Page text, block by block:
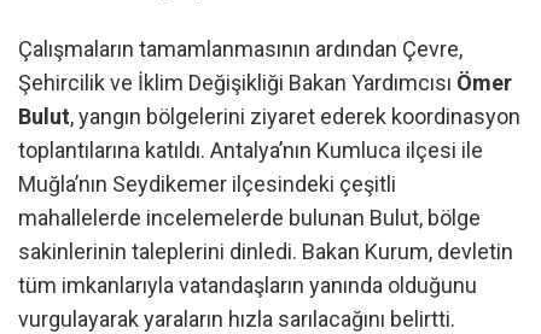
Çalışmaların tamamlanmasının ardından Çevre,
Şehircilik ve İklim Değişikliği Bakan Yardımcısı Ömer
Bulut, yangın bölgelerini ziyaret ederek koordinasyon
toplantılarına katıldı. Antalya’nın Kumluca ilçesi ile
Muğla’nın Seydikemer ilçesindeki çeşitli
mahallelerde incelemelerde bulunan Bulut, bölge
sakinlerinin taleplerini dinledi. Bakan Kurum, devletin
tüm imkanlarıyla vatandaşların yanında olduğunu
vurgulayarak yaraların hızla sarılacağını belirtti.